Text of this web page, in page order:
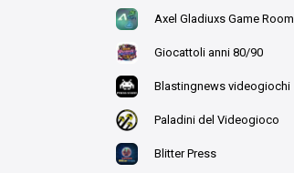
Axel Gladiuxs Game Room
Giocattoli anni 80/90
Blastingnews videogiochi
Paladini del Videogioco
Blitter Press